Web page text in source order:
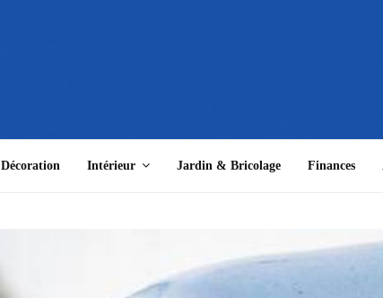
Décoration Intérieur Jardin & Bricolage Finances